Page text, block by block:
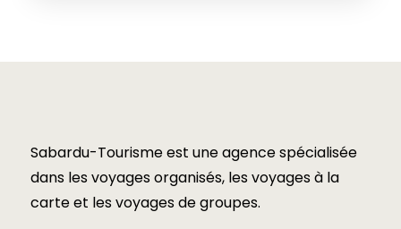
Sabardu-Tourisme est une agence spécialisée
dans les voyages organisés, les voyages à la
carte et les voyages de groupes.​